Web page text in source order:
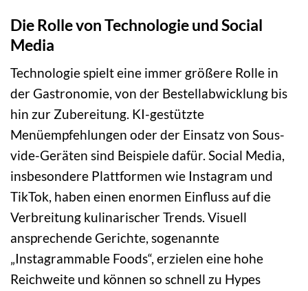
Die Rolle von Technologie und Social
Media
Technologie spielt eine immer größere Rolle in
der Gastronomie, von der Bestellabwicklung bis
hin zur Zubereitung. KI-gestützte
Menüempfehlungen oder der Einsatz von Sous-
vide-Geräten sind Beispiele dafür. Social Media,
insbesondere Plattformen wie Instagram und
TikTok, haben einen enormen Einfluss auf die
Verbreitung kulinarischer Trends. Visuell
ansprechende Gerichte, sogenannte
„Instagrammable Foods“, erzielen eine hohe
Reichweite und können so schnell zu Hypes